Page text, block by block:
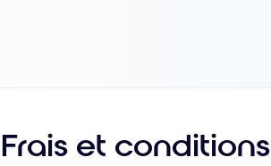
Frais et conditions